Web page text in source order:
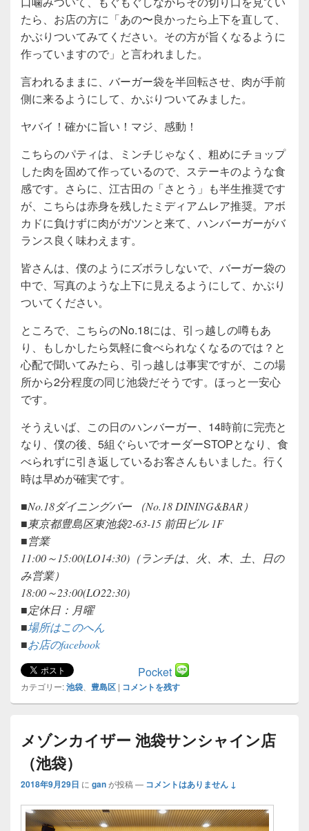
たら、お店の方に「あの〜良かったら上下を直して、
かぶりついてみてください。その方が旨くなるように
作っていますので」と言われました。
言われるままに、バーガー袋を半回転させ、肉が手前
側に来るようにして、かぶりついてみました。
ヤバイ！確かに旨い！マジ、感動！
こちらのパティは、ミンチじゃなく、粗めにチョップ
した肉を固めて作っているので、ステーキのような食
感です。さらに、江古田の「さとう」も半生推奨です
が、こちらは赤身を残したミディアムレア推奨。アボ
カドに負けずに肉がガツンと来て、ハンバーガーがバ
ランス良く味わえます。
皆さんは、僕のようにズボラしないで、バーガー袋の
中で、写真のような上下に見えるようにして、かぶり
ついてください。
ところで、こちらのNo.18には、引っ越しの噂もあ
り、もしかしたら気軽に食べられなくなるのでは？と
心配で聞いてみたら、引っ越しは事実ですが、この場
所から2分程度の同じ池袋だそうです。ほっと一安心
です。
そうえいば、この日のハンバーガー、14時前に完売と
なり、僕の後、5組ぐらいでオーダーSTOPとなり、食
べられずに引き返しているお客さんもいました。行く
時は早めが確実です。
■No.18ダイニングバー （No.18 DINING&BAR）
■東京都豊島区東池袋2-63-15 前田ビル 1F
■営業
11:00～15:00(LO14:30)（ランチは、火、木、土、日の
み営業）
18:00～23:00(LO22:30)
■定休日：月曜
■場所はこのへん
■お店のfacebook
Pocket
カテゴリー:池袋 豊島区 | コメントを残す
メゾンカイザー 池袋サンシャイン店
（池袋）
2018年9月29日 に ganが投稿 — コメントはありません ↓